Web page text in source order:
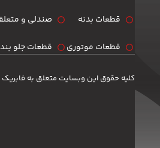
قطعات بدنه
قطعات موتوری
صندلی و
قطعات جلو
کلیه حقوق این وبسایت متعلق به